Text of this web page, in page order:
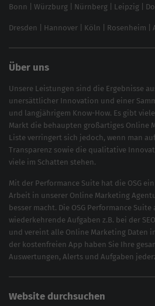
Brand Monitoring 2025
Bonn Würzburg Nürnberg Leipzig
Dresden Hannover Köln Rosenheim
Über uns
Unsere Leistungen sind die Ergebnisse
unersättlicher Innovation und einer
und langjährigem Know-How. Es gibt
Markt die behaupten großartiges Online
Liste verringert sich jedoch, wenn man
Transparenz sowie die qualitative
viele im Schatten stehen.
Mit der Performance Suite hat die OSG
Arbeit in unserer Online Marketing
besser macht. Die OSG Performance
wiederkehrende Aufgaben z.B. bei der
und vereint alle Online Marketing Daten
der kostenfreien App haben Sie Ihre
Auswertungen, Alerts und Aufgaben
Website durchsuchen